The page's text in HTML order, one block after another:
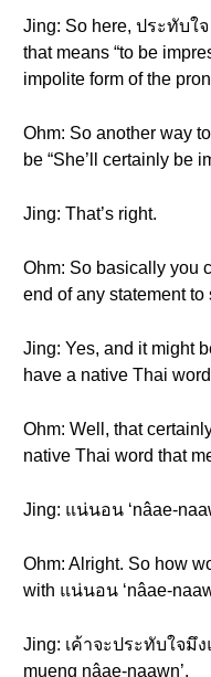
Jing: So here, ประทับใจ
that means “to be
impolite form of the
Ohm: So another way
be “She’ll certainly be
Jing: That’s right.
Ohm: So basically you
end of any statement
Jing: Yes, and it might
have a native Thai
Ohm: Well, that
native Thai word that
Jing: แน่นอน ‘nâae-
Ohm: Alright. So how
with แน่นอน ‘nâae-
Jing: เค้าจะประทับใจมึ
mueng nâae-naawn’.